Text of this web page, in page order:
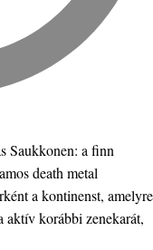
Saukkonen: a finn
death metal
a kontinenst, amelyre
aktív korábbi zenekarát,